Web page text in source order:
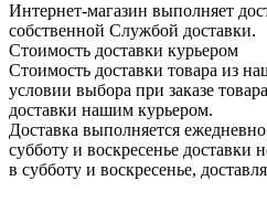
Интернет-магазин выполняет
собственной Службой доставки.
Стоимость доставки курьером
Стоимость доставки товара из
условии выбора при заказе
доставки нашим курьером.
Доставка выполняется
субботу и воскресенье доставки
в субботу и воскресенье,